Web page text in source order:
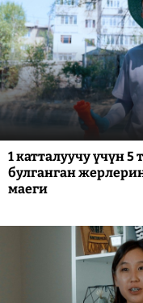
1 катталуучу үчүн
булганган
маеги